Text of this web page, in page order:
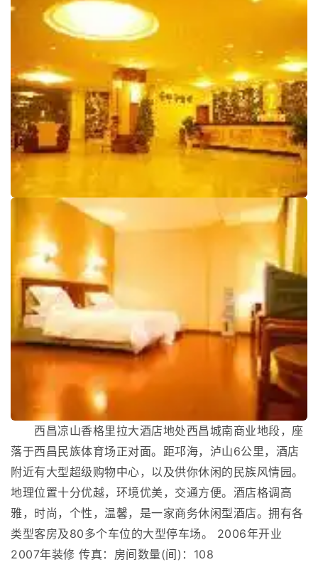
西昌凉山香格里拉大酒店地处西昌城南商业地段，座
落于西昌民族体育场正对面。距邛海，泸山6公里，酒店
附近有大型超级购物中心，以及供你休闲的民族风情园。
地理位置十分优越，环境优美，交通方便。酒店格调高
雅，时尚，个性，温馨，是一家商务休闲型酒店。拥有各
类型客房及80多个车位的大型停车场。 2006年开业
2007年装修 传真：房间数量(间)：108